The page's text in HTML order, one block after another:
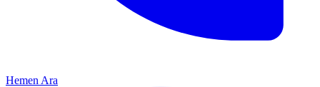
Hemen Ara